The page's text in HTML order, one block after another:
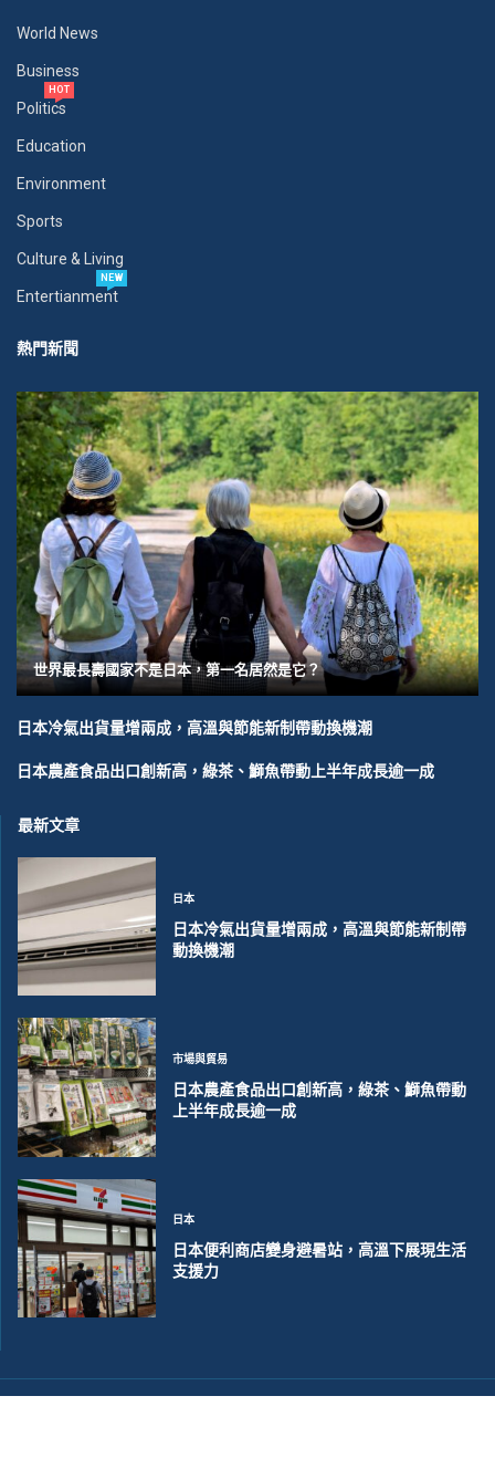
World News
Business
Politics
HOT
Education
Environment
Sports
Culture & Living
Entertianment
NEW
熱門新聞
世界最長壽國家不是日本，第一名居然是它？
日本冷氣出貨量增兩成，高溫與節能新制帶動換機潮
日本農產食品出口創新高，綠茶、鰤魚帶動上半年成長逾一成
最新文章
日本
日本冷氣出貨量增兩成，高溫與節能新制帶
動換機潮
市場與貿易
日本農產食品出口創新高，綠茶、鰤魚帶動
上半年成長逾一成
日本
日本便利商店變身避暑站，高溫下展現生活
支援力